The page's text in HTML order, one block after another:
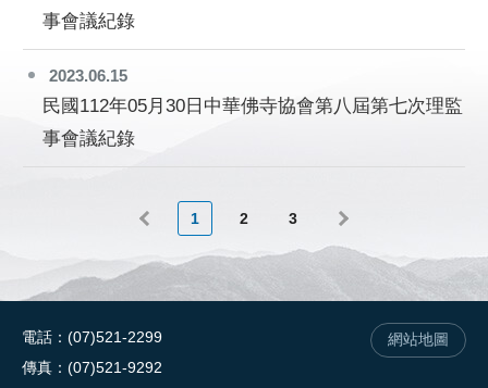
事會議紀錄
2023.06.15
民國112年05月30日中華佛寺協會第八屆第七次理監
事會議紀錄
1 2 3
電話
(07)521-2299
傳真
(07)521-9292
網站地圖